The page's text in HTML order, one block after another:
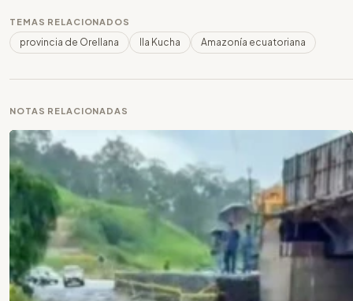
TEMAS RELACIONADOS
provincia de Orellana Ila Kucha Amazonía ecuatoriana
NOTAS RELACIONADAS